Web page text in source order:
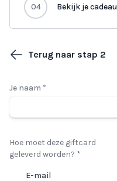
04 Bekijk je cadeau
Terug naar stap 2
Je naam *
Hoe moet deze giftcard
geleverd worden? *
E-mail